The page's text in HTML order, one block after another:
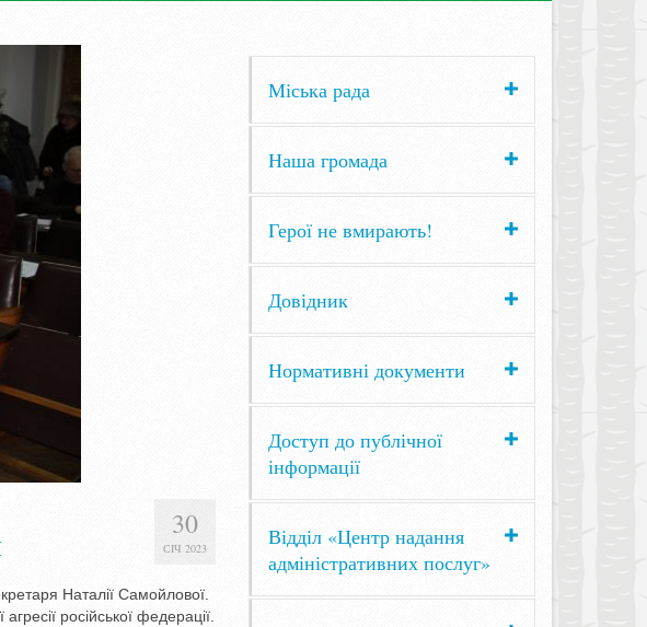
30
СІЧ 2023
Наталії Самойлової.
російської федерації.
Міська рада
Наша громада
Герої не вмирають!
Довідник
Нормативні документи
Доступ до публічної
інформації
Відділ «Центр надання
адміністративних послуг»